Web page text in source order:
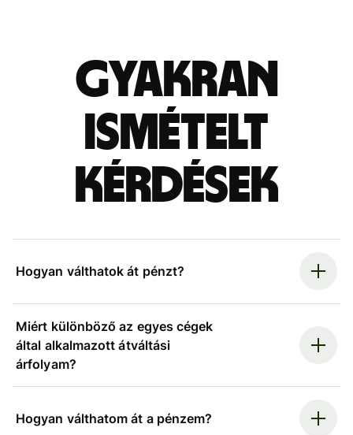
Gyakran
ismételt
kérdések
Hogyan válthatok át pénzt?
Miért különböző az egyes cégek
által alkalmazott átváltási
árfolyam?
Hogyan válthatom át a pénzem?